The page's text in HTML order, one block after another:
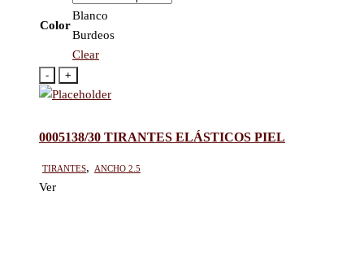
Color
Blanco
Burdeos
Clear
- +
0005138/30 TIRANTES ELÁSTICOS PIEL
Tirantes, Ancho 2.5
Ver